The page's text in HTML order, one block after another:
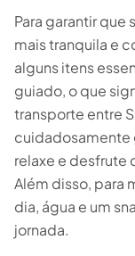
Para garantir que
mais tranquila e
alguns itens
guiado, o que
transporte entre
cuidadosamente
relaxe e desfrute
Além disso, para
dia, água e um
jornada.